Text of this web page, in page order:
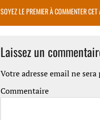
SOYEZ LE PREMIER À COMMENTER CET
Laissez un
Votre adresse email ne sera
Commentaire